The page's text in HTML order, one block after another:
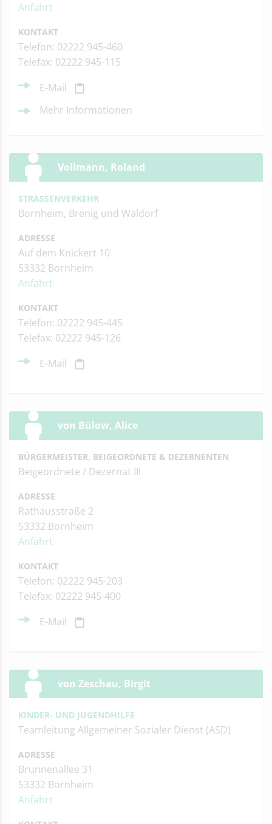
Anfahrt
KONTAKT
Telefon: 02222 945-460
Telefax: 02222 945-115
E-Mail
Mehr Informationen
Vollmann, Roland
STRASSENVERKEHR
Bornheim, Brenig und Waldorf
ADRESSE
Auf dem Knickert 10
53332 Bornheim
Anfahrt
KONTAKT
Telefon: 02222 945-445
Telefax: 02222 945-126
E-Mail
von Bülow, Alice
BÜRGERMEISTER, BEIGEORDNETE & DEZERNENTEN
Beigeordnete / Dezernat III
ADRESSE
Rathausstraße 2
53332 Bornheim
Anfahrt
KONTAKT
Telefon: 02222 945-203
Telefax: 02222 945-400
E-Mail
von Zeschau, Birgit
KINDER- UND JUGENDHILFE
Teamleitung Allgemeiner Sozialer Dienst (ASD)
ADRESSE
Brunnenallee 31
53332 Bornheim
Anfahrt